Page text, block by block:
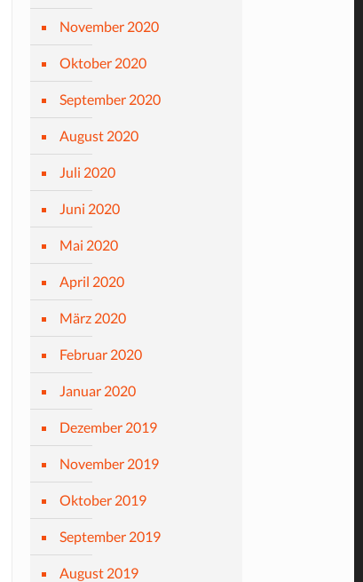
November 2020
Oktober 2020
September 2020
August 2020
Juli 2020
Juni 2020
Mai 2020
April 2020
März 2020
Februar 2020
Januar 2020
Dezember 2019
November 2019
Oktober 2019
September 2019
August 2019